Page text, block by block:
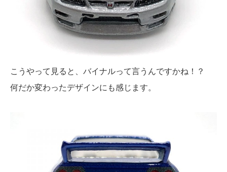
こうやって見ると、バイナルって言うんですかね！？
何だか変わったデザインにも感じます。